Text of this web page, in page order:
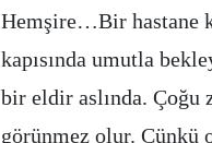
Hemşire…Bir hastane
kapısında umutla
bir eldir aslında. Çoğu
görünmez olur. Çünkü